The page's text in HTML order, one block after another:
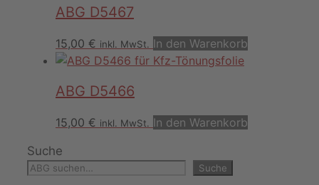
ABG D5467
15,00 € inkl. MwSt. In den Warenkorb
ABG D5466
15,00 € inkl. MwSt. In den Warenkorb
Suche
Suche